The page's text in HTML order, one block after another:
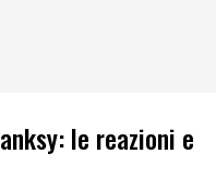
le reazioni e